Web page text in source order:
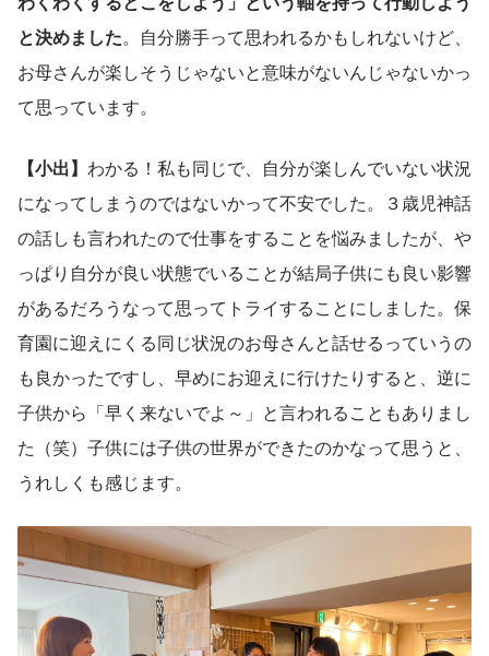
と決めました。自分勝手って思われるかもしれないけど、
お母さんが楽しそうじゃないと意味がないんじゃないかっ
て思っています。
【小出】 わかる！私も同じで、自分が楽しんでいない状況
になってしまうのではないかって不安でした。３歳児神話
の話しも言われたので仕事をすることを悩みましたが、や
っぱり自分が良い状態でいることが結局子供にも良い影響
があるだろうなって思ってトライすることにしました。保
育園に迎えにくる同じ状況のお母さんと話せるっていうの
も良かったですし、早めにお迎えに行けたりすると、逆に
子供から「早く来ないでよ～」と言われることもありまし
た（笑）子供には子供の世界ができたのかなって思うと、
うれしくも感じます。